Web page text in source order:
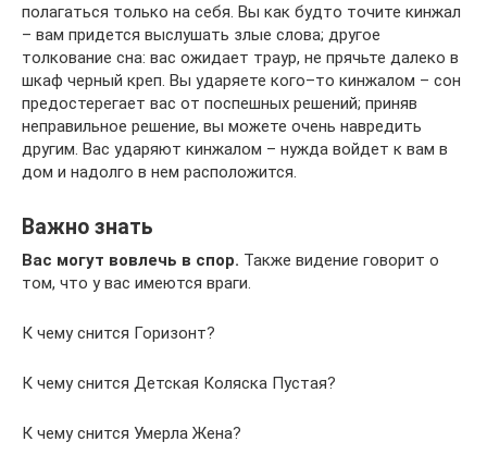
полагаться только на себя. Вы как будто точите кинжал
– вам придется выслушать злые слова; другое
толкование сна: вас ожидает траур, не прячьте далеко в
шкаф черный креп. Вы ударяете кого–то кинжалом – сон
предостерегает вас от поспешных решений; приняв
неправильное решение, вы можете очень навредить
другим. Вас ударяют кинжалом – нужда войдет к вам в
дом и надолго в нем расположится.
Важно знать
Вас могут вовлечь в спор. Также видение говорит о
том, что у вас имеются враги.
К чему снится Горизонт?
К чему снится Детская Коляска Пустая?
К чему снится Умерла Жена?